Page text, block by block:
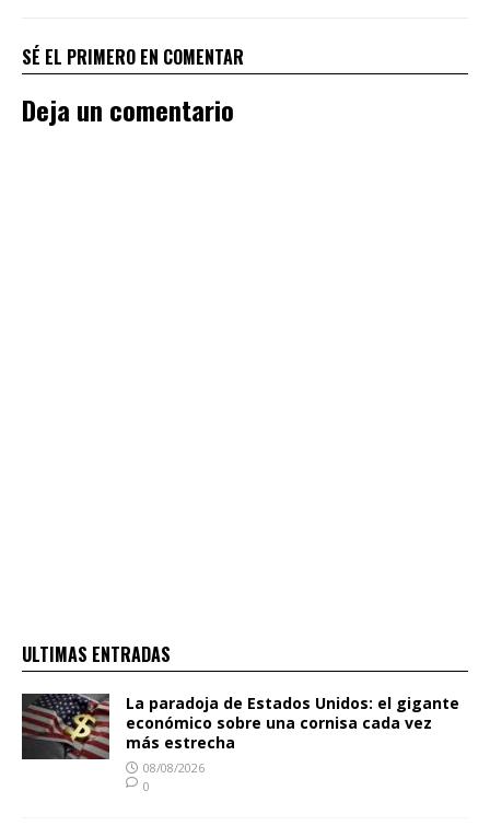
SÉ EL PRIMERO EN COMENTAR
Deja un comentario
ULTIMAS ENTRADAS
La paradoja de Estados Unidos: el gigante
económico sobre una cornisa cada vez
más estrecha
08/08/2026
0